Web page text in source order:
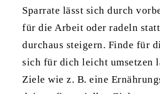
Sparrate lässt sich durch
für die Arbeit oder radeln
durchaus steigern. Finde für
sich für dich leicht umsetzen
Ziele wie z. B. eine